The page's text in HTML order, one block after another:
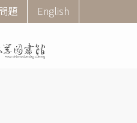
題 English